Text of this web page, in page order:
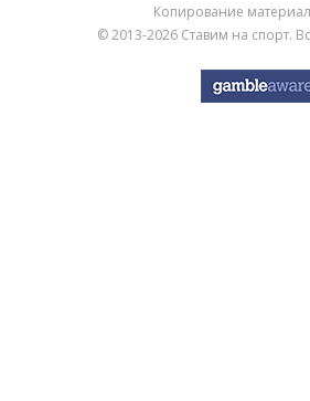
Копирование
© 2013-2026 Ставим на спорт.